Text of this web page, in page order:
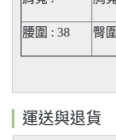
腰圍 : 38 臀
運送與退貨